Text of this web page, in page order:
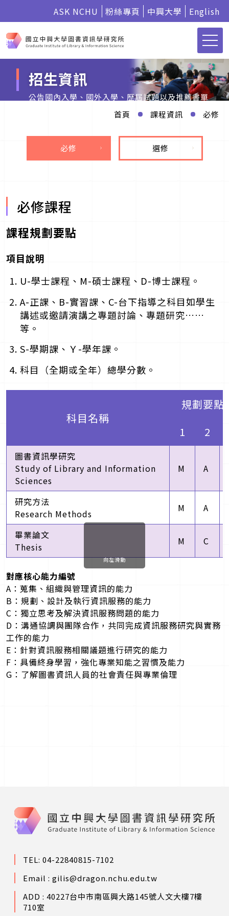
ASK NCHU 粉絲專頁 中興大學 English
招生資訊
公告國內入學、國外入學、歷屆試題以及推薦書單
首頁
課程資訊 必修
必修 選修
必修課程
課程規劃要點
項目說明
U-學士課程、M-碩士課程、D-博士課程。
A-正課、B-實習課、C-台下指導之科目如學生
講述或邀請演講之專題討論、專題研究……
等。
S-學期課、Ｙ-學年課。
科目（全期或全年）總學分數。
科目名稱
規劃要點
1
2
圖書資訊學研究
Study of Library and Information
Sciences
M A
研究方法
Research Methods
M A
畢業論文
Thesis
M C
對應核心能力編號
A：蒐集、組織與管理資訊的能力
B：規劃、設計及執行資訊服務的能力
C：獨立思考及解決資訊服務問題的能力
D：溝通協調與團隊合作，共同完成資訊服務研究與實務
工作的能力
E：針對資訊服務相關議題進行研究的能力
F：具備終身學習，強化專業知能之習慣及能力
G：了解圖書資訊人員的社會責任與專業倫理
向左滑動
TEL: 04-22840815-7102
Email : gilis@dragon.nchu.edu.tw
ADD : 40227台中市南區興大路145號人文大樓7樓
710室